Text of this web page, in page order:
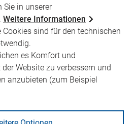
Sie in unserer
Weitere Informationen
Cookies sind für den technischen
es Komfort und
Website zu verbessern und
anzubieten (zum Beispiel